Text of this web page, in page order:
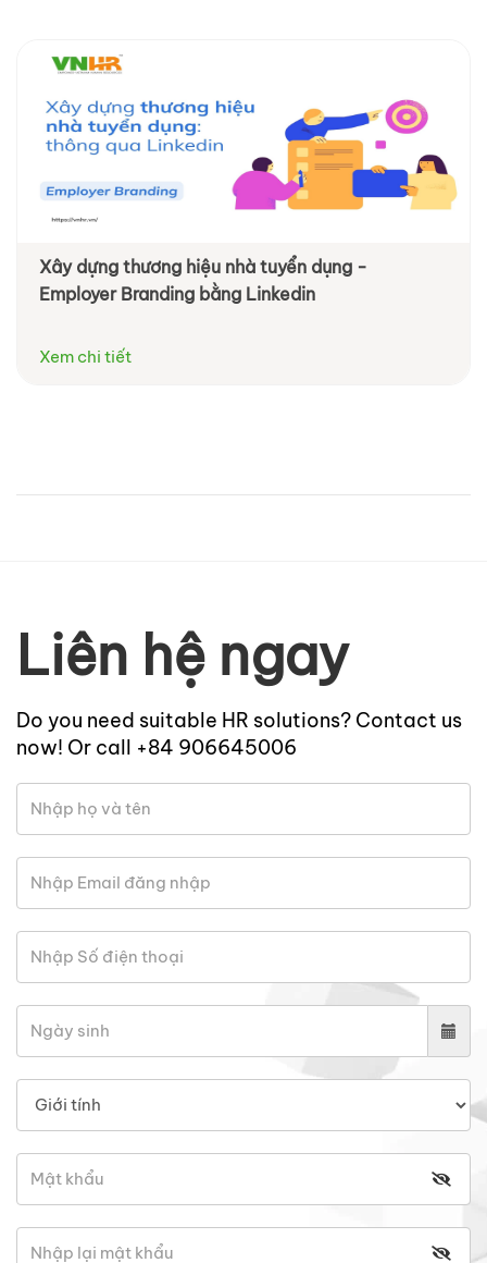
Xây dựng thương hiệu nhà tuyển dụng -
Employer Branding bằng Linkedin
Xem chi tiết
Liên hệ ngay
Do you need suitable HR solutions? Contact us
now! Or call +84 906645006